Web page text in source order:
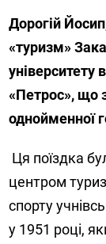
Дорогій
«туризм»
університету
«Петрос», що
однойменної
Ця поїздка
центром
спорту
у 1951 році,